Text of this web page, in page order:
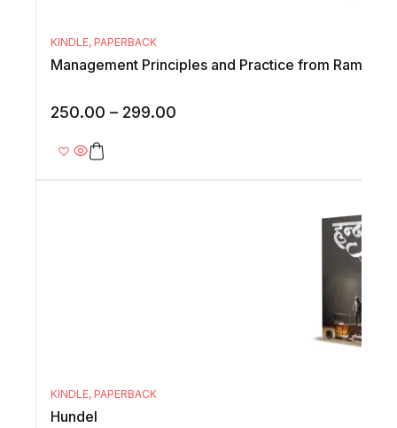
KINDLE, PAPERBACK
Management Principles and Practice from
250.00 – 299.00
KINDLE, PAPERBACK
Hundel